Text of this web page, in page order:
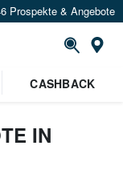
Prospekte & Angebote
CASHBACK
IN